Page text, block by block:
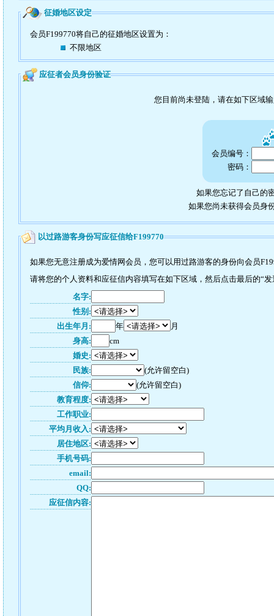
征婚地区设定
会员F199770将自己的征婚地区设置为：
不限地区
应征者会员身份验证
您目前尚未登陆，请在如下区域
会员编号：
密码：
如果您忘记了自己的
如果您尚未获得会员身
以过路游客身份写应征信给F199770
如果您无意注册成为爱情网会员，您可以用过路游客的身份向会员
请将您的个人资料和应征信内容填写在如下区域，然后点击最后的“
名字:
性别:
出生年月:
年
月
身高:
cm
婚史:
民族:
(允许留空白)
信仰:
(允许留空白)
教育程度:
工作职业:
平均月收入:
居住地区:
手机号码:
email:
QQ:
应征信内容: